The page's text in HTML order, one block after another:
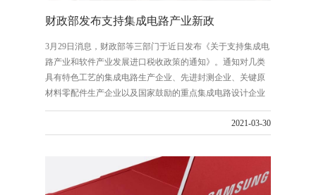
财政部发布支持集成电路产业新政
3月29日消息，财政部等三部门于近日发布《关于支持集成电
路产业和软件产业发展进口税收政策的通知》。通知对几类
具有特色工艺的集成电路生产企业、先进封测企业、关键原
材料零配件生产企业以及国家鼓励的重点集成电路设计企业
2021-03-30